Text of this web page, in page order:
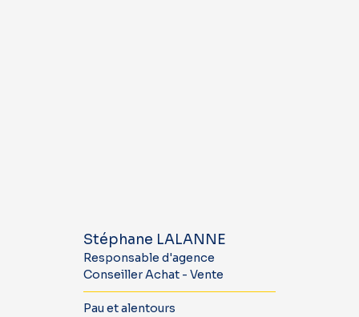
Stéphane LALANNE
Responsable d'agence
Conseiller Achat - Vente
Pau et alentours